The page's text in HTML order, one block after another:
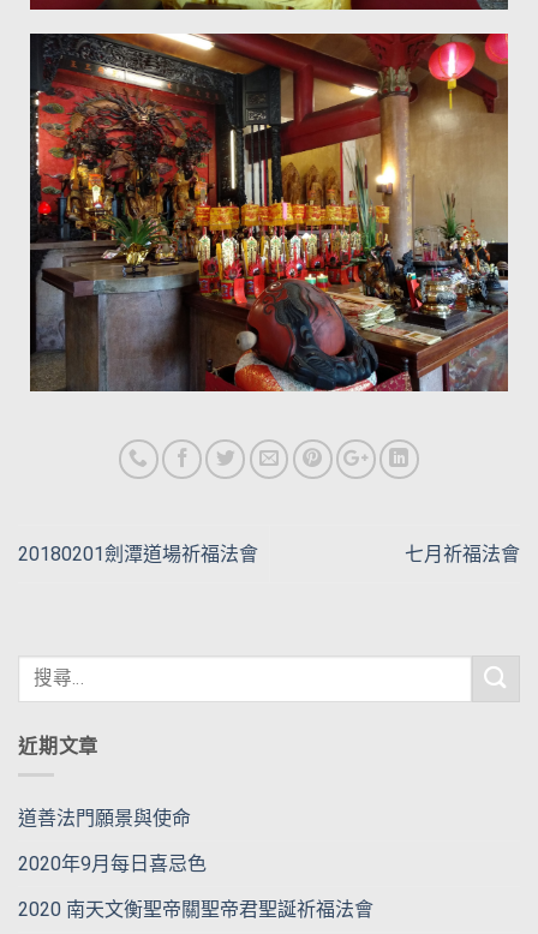
20180201劍潭道場祈福法會 七月祈福法會
近期文章
道善法門願景與使命
2020年9月每日喜忌色
2020 南天文衡聖帝關聖帝君聖誕祈福法會